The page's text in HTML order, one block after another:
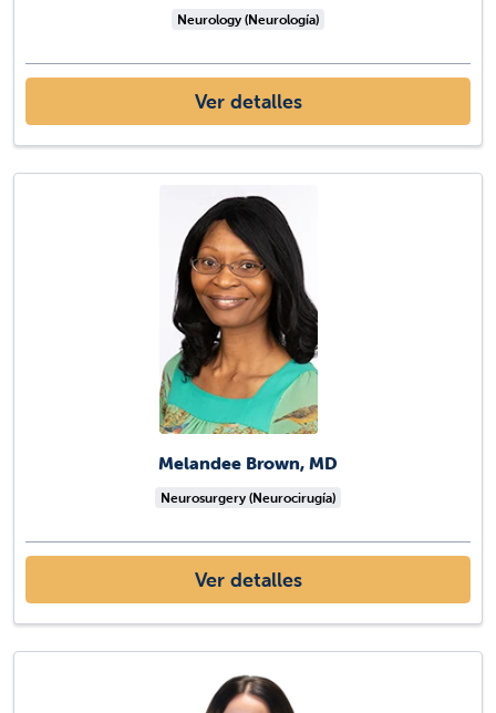
Neurology (Neurología)
Ver detalles
Melandee Brown, MD
Neurosurgery (Neurocirugía)
Ver detalles